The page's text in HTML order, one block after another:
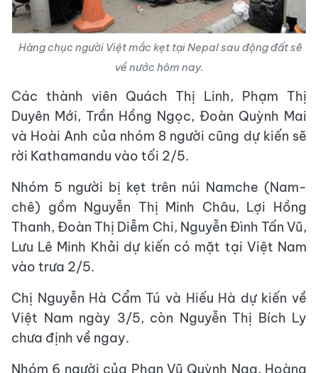
Hàng chục người Việt mắc kẹt tại Nepal sau động đất sẽ
về nước hôm nay.
Các thành viên Quách Thị Linh, Phạm Thị
Duyên Mới, Trần Hồng Ngọc, Đoàn Quỳnh Mai
và Hoài Anh của nhóm 8 người cũng dự kiến sẽ
rời Kathamandu vào tối 2/5.
Nhóm 5 người bị kẹt trên núi Namche (Nam-
chê) gồm Nguyễn Thị Minh Châu, Lợi Hồng
Thanh, Đoàn Thị Diễm Chi, Nguyễn Đình Tấn Vũ,
Lưu Lê Minh Khải dự kiến có mặt tại Việt Nam
vào trưa 2/5.
Chị Nguyễn Hà Cẩm Tú và Hiếu Hà dự kiến về
Việt Nam ngày 3/5, còn Nguyễn Thị Bích Ly
chưa định về ngay.
Nhóm 6 người của Phan Vũ Quỳnh Nga, Hoàng